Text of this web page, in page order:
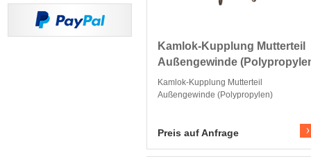
Kamlok-Kupplung Mutterteil
Außengewinde
Kamlok-Kupplung Mutterteil
Außengewinde (Polypropylen)
Preis auf Anfrage